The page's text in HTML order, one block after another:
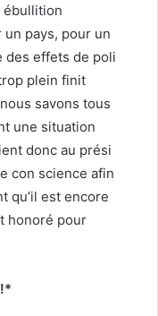
ébullition
pays, pour un
des effets de poli
plein finit
savons tous
une situation
donc au prési
con science afin
qu’il est encore
honoré pour